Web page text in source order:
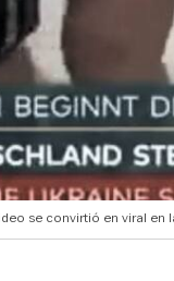
se convirtió en viral en